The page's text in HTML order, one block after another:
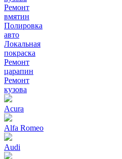
Ремонт
вмятин
Полировка
авто
Локальная
покраска
Ремонт
царапин
Ремонт
кузова
Acura
Alfa Romeo
Audi